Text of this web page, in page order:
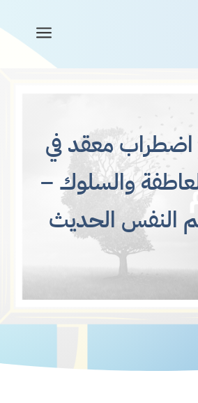
a
اضطراب معقد في
والسلوك –
النفس الحديث